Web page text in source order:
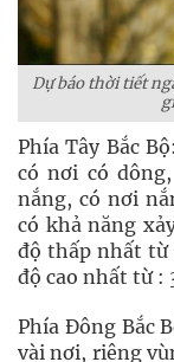
Dự báo thời tiết
Phía Tây Bắc
có nơi có
nắng, có nơi
có khả năng
độ thấp nhất từ
độ cao nhất từ :
Phía Đông Bắc
vài nơi, riêng